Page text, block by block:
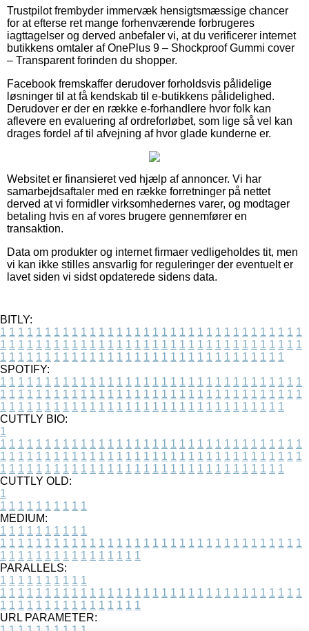
Trustpilot frembyder immervæk hensigtsmæssige chancer
for at efterse ret mange forhenværende forbrugeres
iagttagelser og derved anbefaler vi, at du verificerer internet
butikkens omtaler af OnePlus 9 – Shockproof Gummi cover
– Transparent forinden du shopper.
Facebook fremskaffer derudover forholdsvis pålidelige
løsninger til at få kendskab til e-butikkens pålidelighed.
Derudover er der en række e-forhandlere hvor folk kan
aflevere en evaluering af ordreforløbet, som lige så vel kan
drages fordel af til afvejning af hvor glade kunderne er.
Websitet er finansieret ved hjælp af annoncer. Vi har
samarbejdsaftaler med en række forretninger på nettet
derved at vi formidler virksomhedernes varer, og modtager
betaling hvis en af vores brugere gennemfører en
transaktion.
Data om produkter og internet firmaer vedligeholdes tit, men
vi kan ikke stilles ansvarlig for reguleringer der eventuelt er
lavet siden vi sidst opdaterede sidens data.
BITLY:
1 1 1 1 1 1 1 1 1 1 1 1 1 1 1 1 1 1 1 1 1 1 1 1 1 1 1 1 1 1 1 1 1 1
1 1 1 1 1 1 1 1 1 1 1 1 1 1 1 1 1 1 1 1 1 1 1 1 1 1 1 1 1 1 1 1 1 1
1 1 1 1 1 1 1 1 1 1 1 1 1 1 1 1 1 1 1 1 1 1 1 1 1 1 1 1 1 1 1 1
SPOTIFY:
1 1 1 1 1 1 1 1 1 1 1 1 1 1 1 1 1 1 1 1 1 1 1 1 1 1 1 1 1 1 1 1 1 1
1 1 1 1 1 1 1 1 1 1 1 1 1 1 1 1 1 1 1 1 1 1 1 1 1 1 1 1 1 1 1 1 1 1
1 1 1 1 1 1 1 1 1 1 1 1 1 1 1 1 1 1 1 1 1 1 1 1 1 1 1 1 1 1 1 1
CUTTLY BIO:
1
1 1 1 1 1 1 1 1 1 1 1 1 1 1 1 1 1 1 1 1 1 1 1 1 1 1 1 1 1 1 1 1 1 1
1 1 1 1 1 1 1 1 1 1 1 1 1 1 1 1 1 1 1 1 1 1 1 1 1 1 1 1 1 1 1 1 1 1
1 1 1 1 1 1 1 1 1 1 1 1 1 1 1 1 1 1 1 1 1 1 1 1 1 1 1 1 1 1 1 1
CUTTLY OLD:
1
1 1 1 1 1 1 1 1 1 1
MEDIUM:
1 1 1 1 1 1 1 1 1 1
1 1 1 1 1 1 1 1 1 1 1 1 1 1 1 1 1 1 1 1 1 1 1 1 1 1 1 1 1 1 1 1 1 1
1 1 1 1 1 1 1 1 1 1 1 1 1 1 1 1
PARALLELS:
1 1 1 1 1 1 1 1 1 1
1 1 1 1 1 1 1 1 1 1 1 1 1 1 1 1 1 1 1 1 1 1 1 1 1 1 1 1 1 1 1 1 1 1
1 1 1 1 1 1 1 1 1 1 1 1 1 1 1 1
URL PARAMETER: